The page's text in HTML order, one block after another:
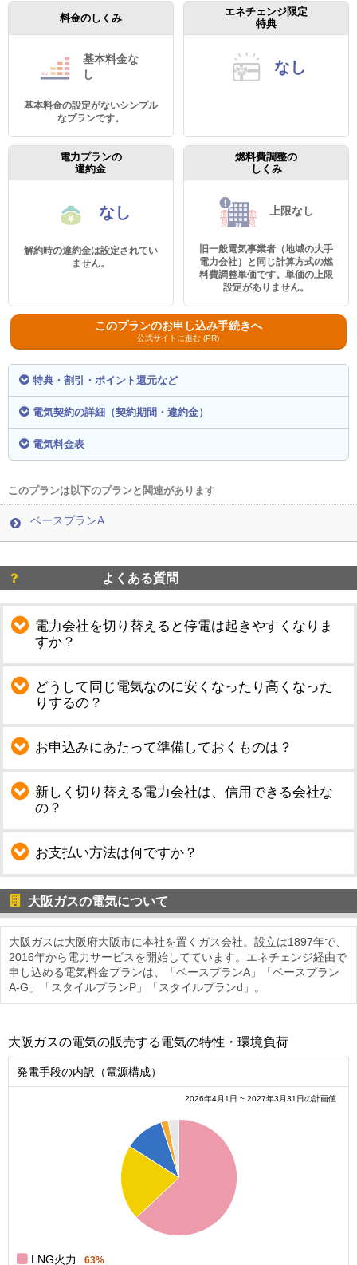
料金のしくみ
基本料金な
し
基本料金の設定がないシンプル
なプランです。
エネチェンジ限定
特典
なし
電力プランの
違約金
なし
解約時の違約金は設定されてい
ません。
燃料費調整の
しくみ
上限なし
旧一般電気事業者（地域の大手
電力会社）と同じ計算方式の燃
料費調整単価です。単価の上限
設定がありません。
このプランのお申し込み手続きへ
公式サイトに進む (PR)
特典・割引・ポイント還元など
電気契約の詳細（契約期間・違約金）
電気料金表
このプランは以下のプランと関連があります
ベースプランA
よくある質問
電力会社を切り替えると停電は起きやすくなりま
すか？
どうして同じ電気なのに安くなったり高くなった
りするの？
お申込みにあたって準備しておくものは？
新しく切り替える電力会社は、信用できる会社な
の？
お支払い方法は何ですか？
大阪ガスの電気について
大阪ガスは大阪府大阪市に本社を置くガス会社。設立は1897年で、
2016年から電力サービスを開始してています。エネチェンジ経由で
申し込める電気料金プランは、「ベースプランA」「ベースプラン
A-G」「スタイルプランP」「スタイルプランd」。
大阪ガスの電気の販売する電気の特性・環境負荷
発電手段の内訳（電源構成）
2026年4月1日 ~ 2027年3月31日の計画値
LNG火力 63%